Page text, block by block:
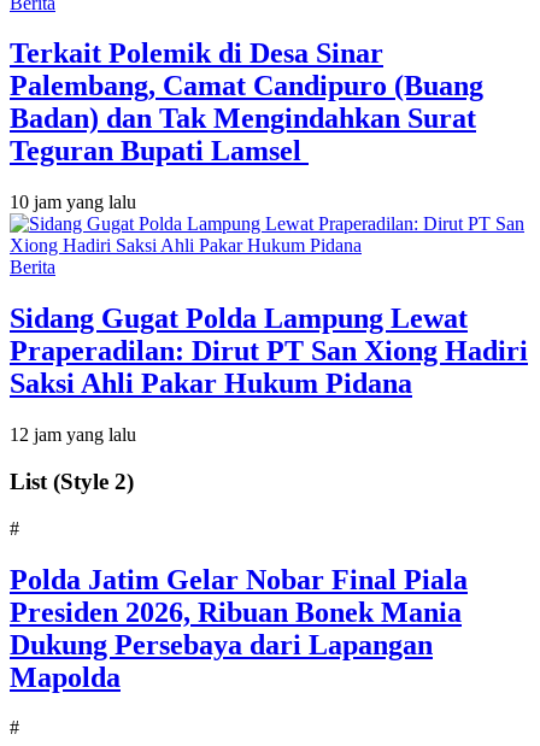
Terkait Polemik di Desa Sinar
Palembang, Camat Candipuro (Buang
Badan) dan Tak Mengindahkan Surat
Teguran Bupati Lamsel ‎
10 jam yang lalu
Berita
Sidang Gugat Polda Lampung Lewat
Praperadilan: Dirut PT San Xiong Hadiri
Saksi Ahli Pakar Hukum Pidana
12 jam yang lalu
List (Style 2)
#
Polda Jatim Gelar Nobar Final Piala
Presiden 2026, Ribuan Bonek Mania
Dukung Persebaya dari Lapangan
Mapolda
#